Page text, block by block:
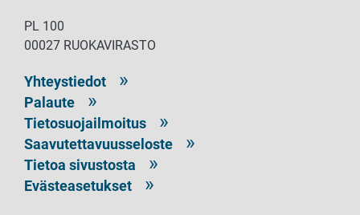
PL 100
00027 RUOKAVIRASTO
Yhteystiedot
Palaute
Tietosuojailmoitus
Saavutettavuusseloste
Tietoa sivustosta
Evästeasetukset